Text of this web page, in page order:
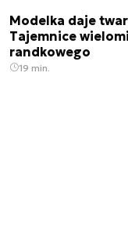
Modelka daje
Tajemnice
randkowego
19 min.